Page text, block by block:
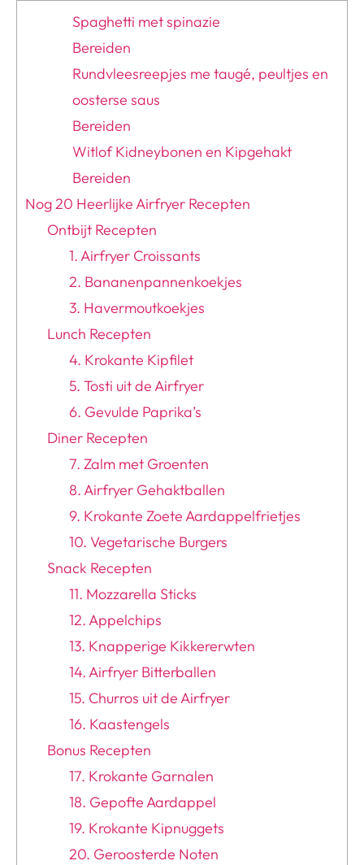
Spaghetti met spinazie
Bereiden
Rundvleesreepjes me taugé, peultjes en
oosterse saus
Bereiden
Witlof Kidneybonen en Kipgehakt
Bereiden
Nog 20 Heerlijke Airfryer Recepten
Ontbijt Recepten
1. Airfryer Croissants
2. Bananenpannenkoekjes
3. Havermoutkoekjes
Lunch Recepten
4. Krokante Kipfilet
5. Tosti uit de Airfryer
6. Gevulde Paprika’s
Diner Recepten
7. Zalm met Groenten
8. Airfryer Gehaktballen
9. Krokante Zoete Aardappelfrietjes
10. Vegetarische Burgers
Snack Recepten
11. Mozzarella Sticks
12. Appelchips
13. Knapperige Kikkererwten
14. Airfryer Bitterballen
15. Churros uit de Airfryer
16. Kaastengels
Bonus Recepten
17. Krokante Garnalen
18. Gepofte Aardappel
19. Krokante Kipnuggets
20. Geroosterde Noten